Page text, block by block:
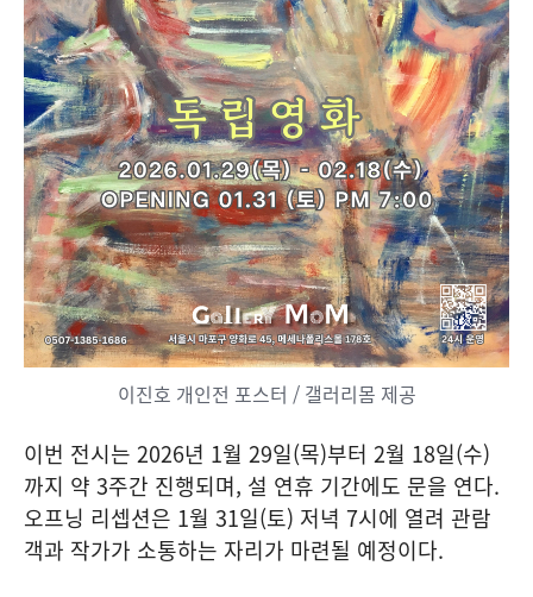
이진호 개인전 포스터 / 갤러리몸 제공
이번 전시는 2026년 1월 29일(목)부터 2월 18일(수)
까지 약 3주간 진행되며, 설 연휴 기간에도 문을 연다.
오프닝 리셉션은 1월 31일(토) 저녁 7시에 열려 관람
객과 작가가 소통하는 자리가 마련될 예정이다.